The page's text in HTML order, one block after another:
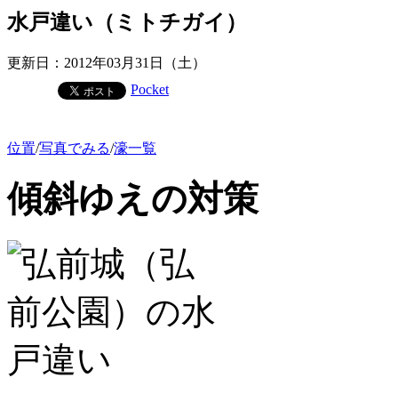
水戸違い（ミトチガイ）
更新日：2012年03月31日（土）
Pocket
位置/写真でみる/濠一覧
傾斜ゆえの対策